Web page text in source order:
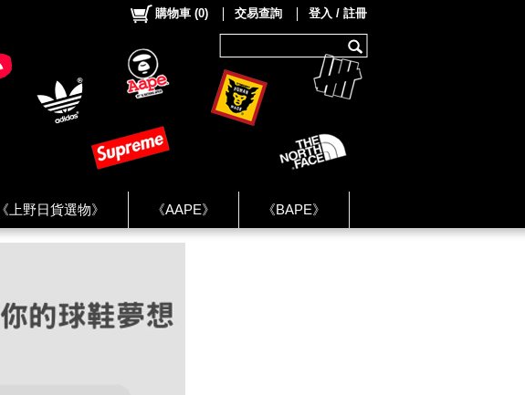
《上野日貨選物》 《AAPE》 《BAPE》
《Levi’s》 《NIKE》
購物車 (0) 交易查詢 登入 / 註冊